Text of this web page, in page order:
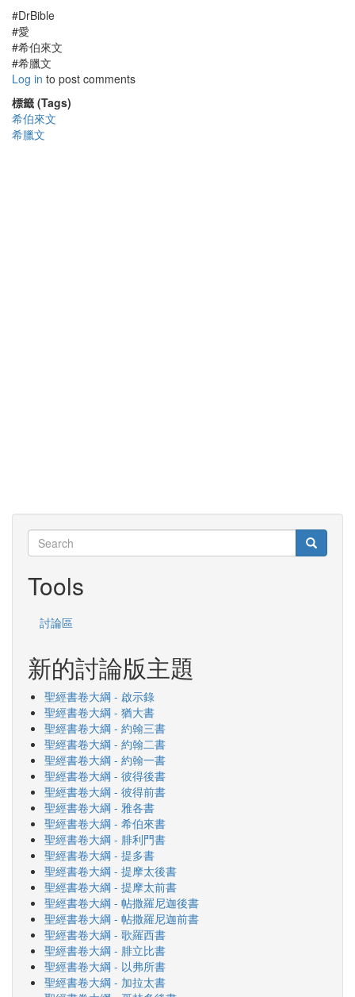
#DrBible
#愛
#希伯來文
#希臘文
Log in to post comments
標籤 (Tags)
希伯來文
希臘文
Search
Search Search
Tools
討論區
新的討論版主題
聖經書卷大綱 - 啟示錄
聖經書卷大綱 - 猶大書
聖經書卷大綱 - 約翰三書
聖經書卷大綱 - 約翰二書
聖經書卷大綱 - 約翰一書
聖經書卷大綱 - 彼得後書
聖經書卷大綱 - 彼得前書
聖經書卷大綱 - 雅各書
聖經書卷大綱 - 希伯來書
聖經書卷大綱 - 腓利門書
聖經書卷大綱 - 提多書
聖經書卷大綱 - 提摩太後書
聖經書卷大綱 - 提摩太前書
聖經書卷大綱 - 帖撒羅尼迦後書
聖經書卷大綱 - 帖撒羅尼迦前書
聖經書卷大綱 - 歌羅西書
聖經書卷大綱 - 腓立比書
聖經書卷大綱 - 以弗所書
聖經書卷大綱 - 加拉太書